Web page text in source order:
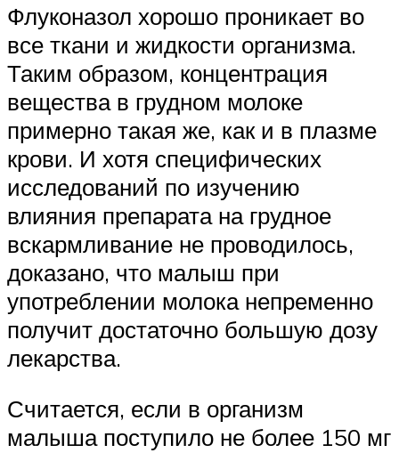
Флуконазол хорошо проникает во
все ткани и жидкости организма.
Таким образом, концентрация
вещества в грудном молоке
примерно такая же, как и в плазме
крови. И хотя специфических
исследований по изучению
влияния препарата на грудное
вскармливание не проводилось,
доказано, что малыш при
употреблении молока непременно
получит достаточно большую дозу
лекарства.
Считается, если в организм
малыша поступило не более 150 мг